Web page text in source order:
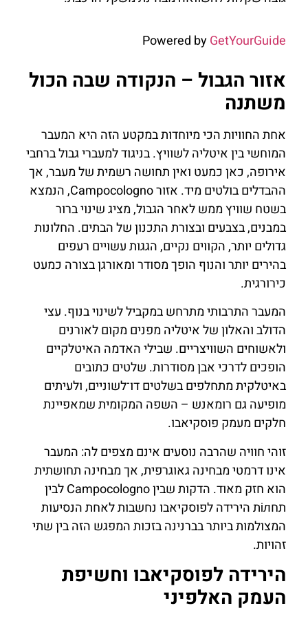
Powered byGetYourGuide
אזור הגבול – הנקודה שבה הכול
משתנה
אחת החוויות הכי מיוחדות במקטע הזה היא המעבר
המוחשי בין איטליה לשוויץ. בניגוד למעברי גבול ברחבי
אירופה, כאן כמעט ואין תחושה רשמית של מעבר, אך
ההבדלים בולטים מיד. אזור Campocologno, הנמצא
בשטח שוויץ ממש לאחר הגבול, מציג שינוי ברור
במבנים, בצבעים ובצורת התכנון של הבתים. החלונות
גדולים יותר, הקווים נקיים, הגגות עשויים רעפים
בהירים יותר והנוף הופך מסודר ומאורגן בצורה כמעט
כירורגית.
המעבר התרבותי מתרחש במקביל לשינוי בנוף. עצי
הדולב והאלון של איטליה מפנים מקום לאורנים
ולאשוחים השוויצריים. שבילי האדמה האיטלקיים
הופכים לדרכי אבן מסודרות. שלטים כתובים
באיטלקית מתחלפים בשלטים דו־לשוניים, ולעיתים
מופיעה גם רומאנש – השפה המקומית שמאפיינת
חלקים מעמק פוסקיאבו.
זוהי חוויה שהרבה נוסעים אינם מצפים לה: המעבר
אינו דרמטי מבחינה גאוגרפית, אך מבחינה תחושתית
הוא חזק מאוד. הדקות שבין Campocologno לבין
תחілת הירידה לפוסקיאבו נחשבות לאחת הנסיעות
המצולמות ביותר בברנינה בזכות המפגש הזה בין שתי
זהויות.
הירידה לפוסקיאבו וחשיפת
העמק האלפיני